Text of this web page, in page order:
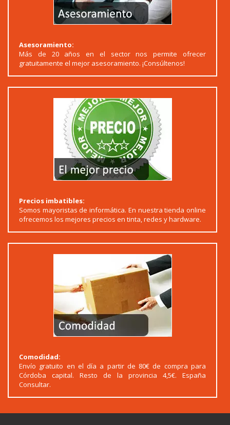
Asesoramiento:
Más de 20 años en el sector nos permite ofrecer
gratuitamente el mejor asesoramiento. ¡Consúltenos!
Precios imbatibles:
Somos mayoristas de informática. En nuestra tienda online
ofrecemos los mejores precios en tinta, redes y hardware.
Comodidad:
Envío gratuito en el día a partir de 80€ de compra para
Córdoba capital. Resto de la provincia 4,5€. España
Consultar.